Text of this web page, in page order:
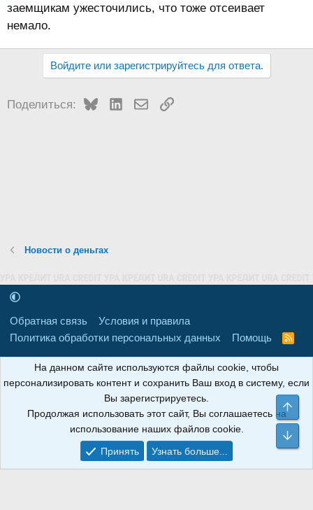
заемщикам ужесточились, что тоже отсеивает
немало.
Войдите или зарегистрируйтесь для ответа.
Поделиться: BlueskyLinkedInЭлектронная почта
Ссылка
Новости о деньгах
Обратная связь
Условия и правила
Политика обработки персональных данных
Помощь
R
Свидетельство о регистрации товарного знака № 665857 от
06.08.2018 г. Сайт не является СМИ. Сделано вРунетЛаб – Сайты и
АНОИНФО; ОГРН: 1247700801700; ИНН/КПП:
9709119500/320001001; Юридический адрес: 241030, Брянская
область, г. Брянск, ул. Мира, д. 96, ком. 124
На данном сайте используются файлы cookie, чтобы
персонализировать контент и сохранить Ваш вход в систему, если
Вы зарегистрируетесь.
Продолжая использовать этот сайт, Вы соглашаетесь на
использование наших файлов cookie.
Принять
Узнать больше...